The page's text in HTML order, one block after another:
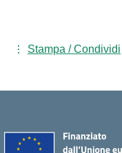
Stampa / Condividi